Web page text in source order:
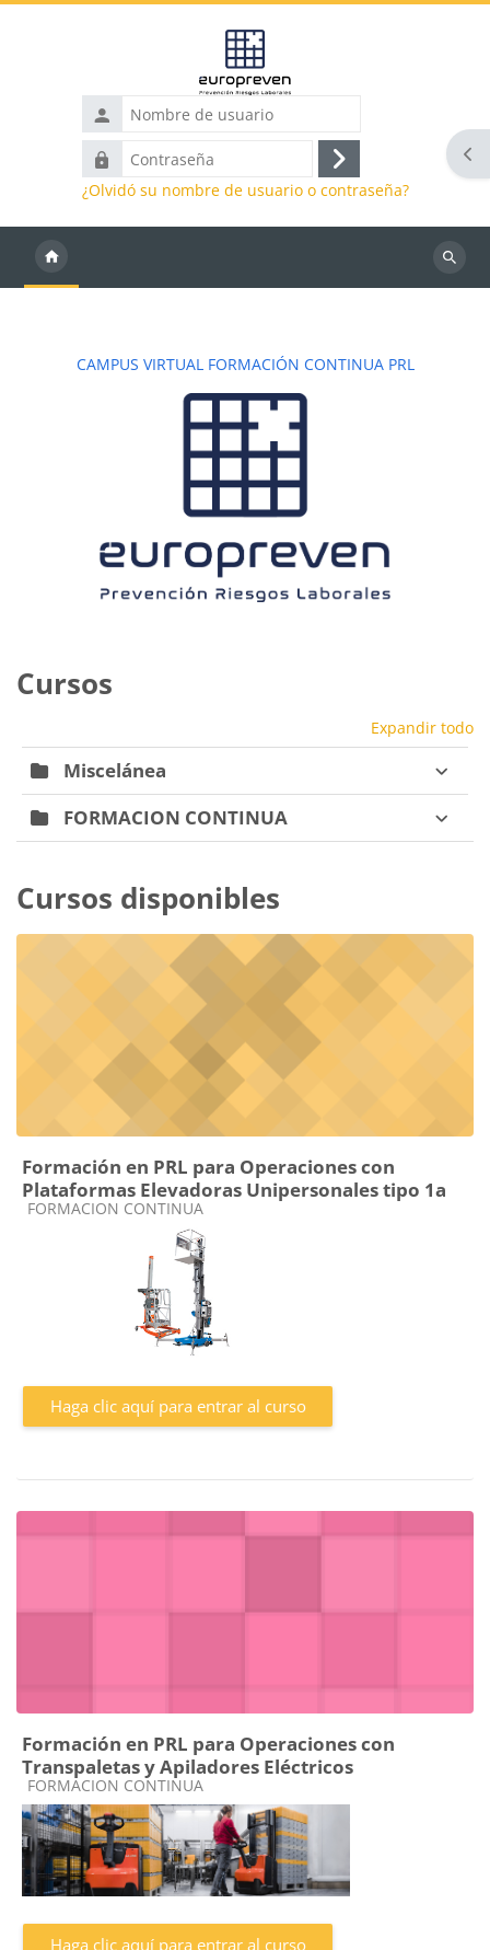
Nombre
de
usuario
Contraseña
Acceder
¿Olvidó su nombre de usuario o contraseña?
Buscar
CAMPUS VIRTUAL FORMACIÓN CONTINUA PRL
Cursos
Expandir todo
Miscelánea
FORMACION CONTINUA
Cursos disponibles
Formación en PRL para Operaciones con
Plataformas Elevadoras Unipersonales tipo 1a
Categoría de cursos
FORMACION CONTINUA
Haga clic aquí para entrar al curso
Formación en PRL para Operaciones con
Transpaletas y Apiladores Eléctricos
Categoría de cursos
FORMACION CONTINUA
Haga clic aquí para entrar al curso